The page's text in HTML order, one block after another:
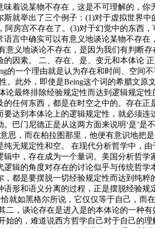
着说某物不存在，这是不可理解的，
就举出了三个例子：(1)对于虚拟世界
房宫不存在了。(3)对于幻觉中的东西
言中确实可以有意义地谈论某物不存
义地谈论不存在，是因为我们有判断
因素。 二、存在、是、变元和本体论
一个理由就是认为存在和时间、空间
。此外，即使是Being这个词的希腊文
最终排除经验规定性而达到逻辑规定
任何东西，都是在时空之中的。存在
达到本体论上的逻辑规定性，就必须
巴门尼德正是从这两方面来说明‘是’
思，而在柏拉图那里，他便有意识地
规定性和空。 在现代分析哲学中，
中，存在成为一个量词。美国分析哲学
辑的角度对存在的讨论似乎与传统哲
都是要摆脱一切经验规定性而达到纯
形和语义分离的过程，正是摆脱经验
就如黑格尔所说，它仅仅等于自己，
，谈论存在是进入是的本体论的一种
始的，难道说西方哲学自己对于自己的